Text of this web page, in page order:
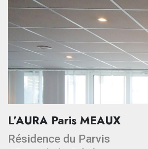
L’AURA Paris MEAUX
Résidence du Parvis